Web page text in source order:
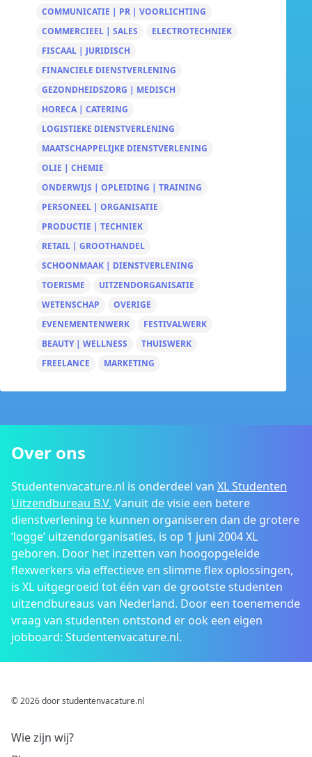
COMMUNICATIE | PR | VOORLICHTING
COMMERCIEEL | SALES
ELECTROTECHNIEK
FISCAAL | JURIDISCH
FINANCIELE DIENSTVERLENING
GEZONDHEIDSZORG | MEDISCH
HORECA | CATERING
LOGISTIEKE DIENSTVERLENING
MAATSCHAPPELIJKE DIENSTVERLENING
OLIE | CHEMIE
ONDERWIJS | OPLEIDING | TRAINING
PERSONEEL | ORGANISATIE
PRODUCTIE | TECHNIEK
RETAIL | GROOTHANDEL
SCHOONMAAK | DIENSTVERLENING
TOERISME
UITZENDORGANISATIE
WETENSCHAP
OVERIGE
EVENEMENTENWERK
FESTIVALWERK
BEAUTY | WELLNESS
THUISWERK
FREELANCE
MARKETING
Over ons
Studentenvacature.nl is onderdeel van XL Studenten
Uitzendbureau B.V. Vanuit de visie een betere
dienstverlening te kunnen organiseren dan de grotere
‘logge’ uitzendorganisaties, is op 1 juni 2004 XL
geboren. Door het inzetten van hoogopgeleide
flexwerkers via effectieve en slimme flex oplossingen,
is XL uitgegroeid tot één van de grootste studenten
uitzendbureaus van Nederland. Door een toenemende
vraag van studenten ontstond er ook een eigen
jobboard: Studentenvacature.nl.
© 2026 door studentenvacature.nl
Wie zijn wij?